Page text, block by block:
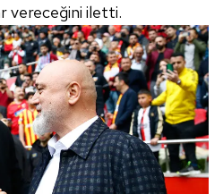
vereceğini iletti.